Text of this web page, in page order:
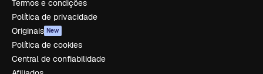
Termos e condições
Política de privacidade
Originais New
Política de cookies
Central de confiabilidade